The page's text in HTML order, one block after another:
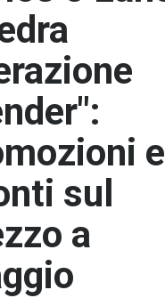
e
sul
a